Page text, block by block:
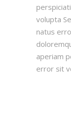
volupta
natus
aperiam
error sit